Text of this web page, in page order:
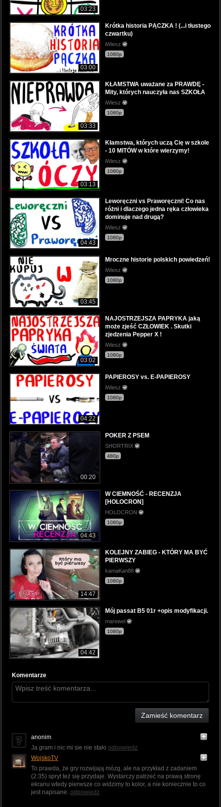
03:23
03:00
Krótka historia PĄCZKA ! (...i tłustego
czwartku)
iWiesz
1080p
03:33
KŁAMSTWA uważane za PRAWDĘ -
Mity, których nauczyła nas SZKOŁA
iWiesz
1080p
03:13
Kłamstwa, których uczą Cię w szkole
- 10 MITÓW w które wierzymy!
iWiesz
1080p
04:43
Leworęczni vs Praworęczni! Co nas
różni i dlaczego jedna ręka człowieka
dominuje nad drugą?
iWiesz
1080p
03:45
Mroczne historie polskich powiedzeń!
iWiesz
1080p
03:02
NAJOSTRZEJSZA PAPRYKA jaką
może zjeść CZŁOWIEK . Skutki
zjedzenia Pepper X !
iWiesz
1080p
04:22
PAPIEROSY vs. E-PAPIEROSY
iWiesz
1080p
00:20
POKER Z PSEM
SHORTRIX
480p
04:43
W CIEMNOŚĆ - RECENZJA
[HOLOCRON]
HOLOCRON
1080p
14:47
KOLEJNY ZABIEG - KTÓRY MA BYĆ
PIERWSZY
kamaKan88
1080p
04:42
Mój passat B5 01r +opis modyfikacji.
marewel
1080p
Komentarze
Zamieść komentarz
anonim
Ja gram i nic mi sie nie stało odpowiedz
WojskoTV
To prawda, że gry rozwijają mózg, ale na przykład z zadaniem
(2:35) spryt też się przydaje. Wystarczy patrzeć na prawą stronę
ekranu wtedy pierwsze co widzimy to kolor, a nie koniecznie to co
jest napisane. odpowiedz